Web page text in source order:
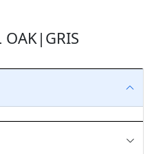
OAK|GRIS